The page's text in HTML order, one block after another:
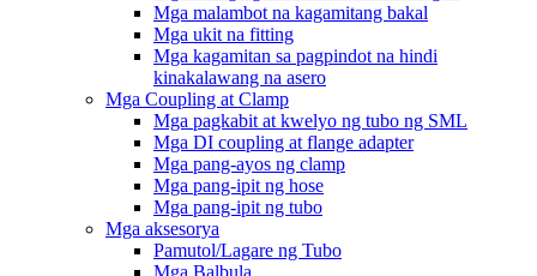
Mga malambot na kagamitang bakal
Mga ukit na fitting
Mga kagamitan sa pagpindot na hindi
kinakalawang na asero
Mga Coupling at Clamp
Mga pagkabit at kwelyo ng tubo ng SML
Mga DI coupling at flange adapter
Mga pang-ayos ng clamp
Mga pang-ipit ng hose
Mga pang-ipit ng tubo
Mga aksesorya
Pamutol/Lagare ng Tubo
Mga Balbula